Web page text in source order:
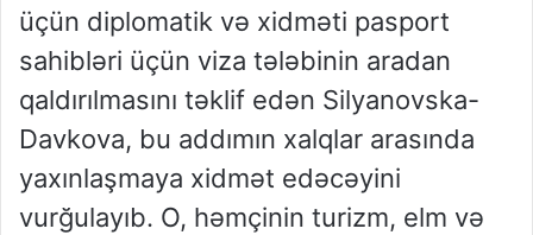
üçün diplomatik və xidməti pasport
sahibləri üçün viza tələbinin aradan
qaldırılmasını təklif edən Silyanovska-
Davkova, bu addımın xalqlar arasında
yaxınlaşmaya xidmət edəcəyini
vurğulayıb. O, həmçinin turizm, elm və